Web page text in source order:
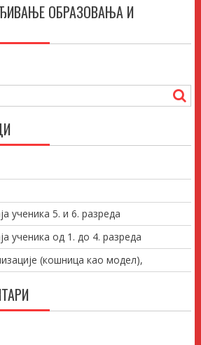
ОБРАЗОВАЊА И
ученика 5. и 6. разреда
ученика од 1. до 4. разреда
(кошница као модел),